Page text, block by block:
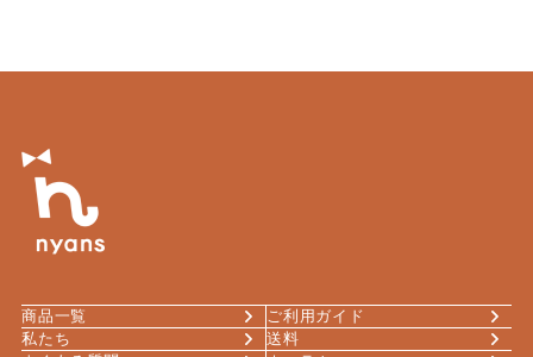
商品一覧
ご利用ガイド
私たち
送料